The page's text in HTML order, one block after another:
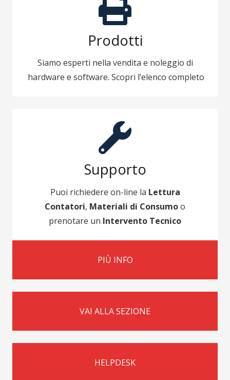
Prodotti
Siamo esperti nella vendita e noleggio di
hardware e software. Scopri l’elenco completo
Supporto
Puoi richiedere on-line la Lettura
Contatori, Materiali di Consumoo
prenotare un Intervento Tecnico
PIÙ INFO
VAI ALLA SEZIONE
HELPDESK